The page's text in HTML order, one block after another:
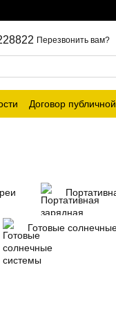
Перезвонить вам?
Договор
Готовые